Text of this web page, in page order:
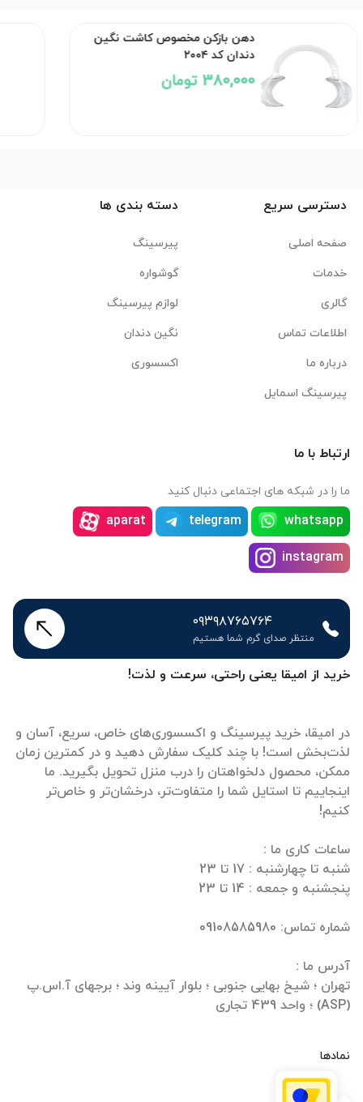
دهن بازکن مخصوص کاشت نگین
دندان کد ۲۰۰۴
380,000 تومان
خرید از امیقا یعنی راحتی، سرعت و لذت!
در امیقا، خرید پیرسینگ و اکسسوری‌های خاص، سریع، آسان و
لذت‌بخش است! با چند کلیک سفارش دهید و در کمترین زمان
ممکن، محصول دلخواهتان را درب منزل تحویل بگیرید. ما
اینجاییم تا استایل شما را متفاوت‌تر، درخشان‌تر و خاص‌تر
تهران ؛ شیخ بهایی جنوبی ؛ بلوار آیینه وند ؛ برجهای آ.اس.پ
(ASP) ؛ واحد 439 تجاری
نمادها
دسترسی سریع
صفحه اصلی
خدمات
گالری
اطلاعات تماس
درباره ما
پیرسینگ اسمایل
دسته بندی ها
پیرسینگ
گوشواره
لوازم پیرسینگ
نگین دندان
اکسسوری
ارتباط با ما
ما را در شبکه های اجتماعی دنبال کنید
whatsapp
telegram
aparat
instagram
۰۹۳۹۸۷۶۵۷۶۴
منتظر صدای گرم شما هستیم